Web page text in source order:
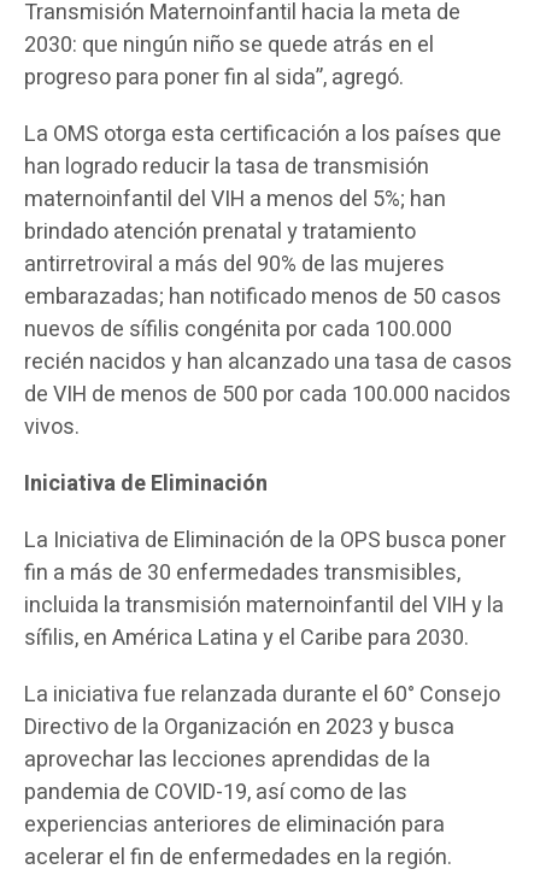
Transmisión Maternoinfantil hacia la meta de
2030: que ningún niño se quede atrás en el
progreso para poner fin al sida”, agregó.
La OMS otorga esta certificación a los países que
han logrado reducir la tasa de transmisión
maternoinfantil del VIH a menos del 5%; han
brindado atención prenatal y tratamiento
antirretroviral a más del 90% de las mujeres
embarazadas; han notificado menos de 50 casos
nuevos de sífilis congénita por cada 100.000
recién nacidos y han alcanzado una tasa de casos
de VIH de menos de 500 por cada 100.000 nacidos
vivos.
Iniciativa de Eliminación
La Iniciativa de Eliminación de la OPS busca poner
fin a más de 30 enfermedades transmisibles,
incluida la transmisión maternoinfantil del VIH y la
sífilis, en América Latina y el Caribe para 2030.
La iniciativa fue relanzada durante el 60° Consejo
Directivo de la Organización en 2023 y busca
aprovechar las lecciones aprendidas de la
pandemia de COVID-19, así como de las
experiencias anteriores de eliminación para
acelerar el fin de enfermedades en la región.